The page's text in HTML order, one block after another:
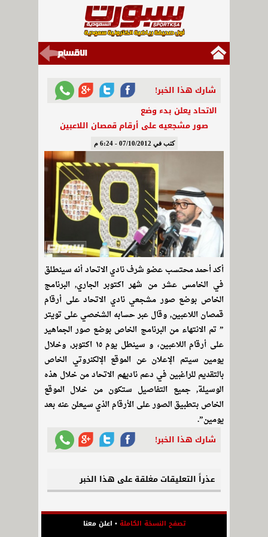
شارك هذا الخبر!
الاتحاد يعلن بدء وضع
صور مشجعيه على أرقام قمصان اللاعبين
كتب في 07/10/2012 - 6:24 م
أكد أحمد محتسب عضو شرف نادي الاتحاد أنه سينطلق
في الخامس عشر من شهر اكتوبر الجاري, البرنامج
الخاص بوضع صور مشجعي نادي الاتحاد على أرقام
قمصان اللاعبين, وقال عبر حسابه الشخصي على تويتر
” تم الانتهاء من البرنامج الخاص بوضع صور الجماهير
على أرقام اللاعبين، و سينطل يوم ١٥ اكتوبر, وخلال
يومين سيتم الإعلان عن الموقع الإلكنروتي الخاص
بالتقديم للراغبين في دعم ناديهم الاتحاد من خلال هذه
الوسيلة, جميع التفاصيل ستكون من خلال الموقع
الخاص بتطبيق الصور على الأرقام الذي سيعلن عنه بعد
يومين”.
شارك هذا الخبر!
عذراً التعليقات مغلقة على هذا الخبر
تصفح النسخة الكاملة• اعلن معنا